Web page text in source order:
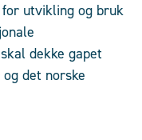
utvikling og bruk
dekke gapet
det norske